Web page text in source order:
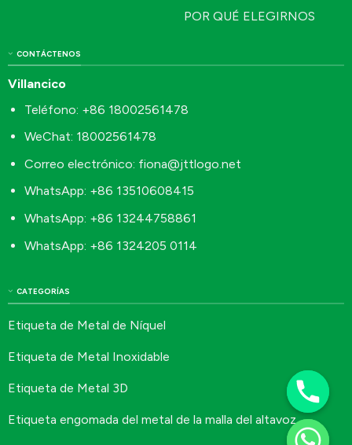
POR QUÉ ELEGIRNOS
CATEGORÍAS
Etiqueta de Metal de Níquel
Etiqueta de Metal Inoxidable
Etiqueta de Metal 3D
Etiqueta engomada del metal de la malla del altavoz
CONTÁCTENOS
Villancico
Teléfono: +86 18002561478
WeChat: 18002561478
Correo electrónico: fiona@jttlogo.net
WhatsApp: +86 13510608415
WhatsApp: +86 13244758861
WhatsApp: +86 1324205 0114